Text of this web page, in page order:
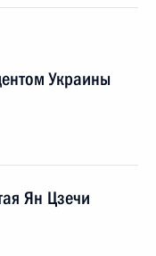
Украины
Ян Цзечи